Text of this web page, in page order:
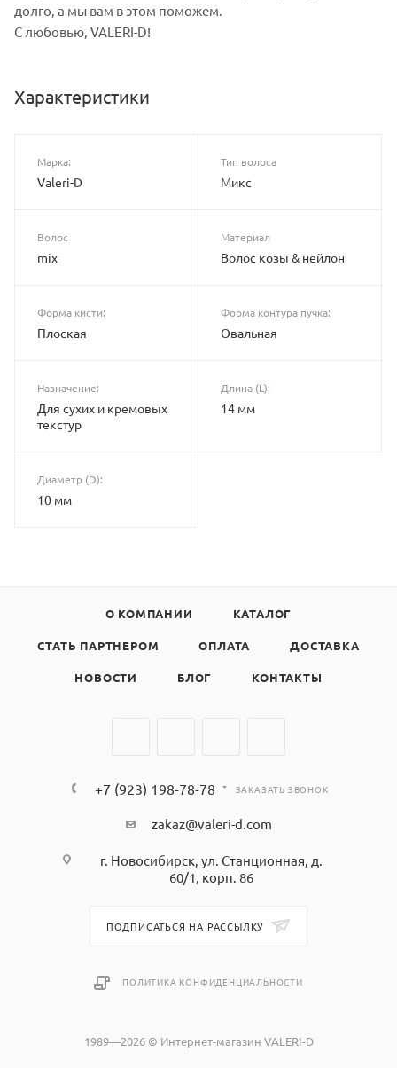
долго, а мы вам в этом поможем.
С любовью, VALERI-D!
Характеристики
Марка:
Valeri-D
Тип волоса
Микс
Волос
mix
Материал
Волос козы & нейлон
Форма кисти:
Плоская
Форма контура пучка:
Овальная
Назначение:
Для сухих и кремовых
текстур
Длина (L):
14 мм
Диаметр (D):
10 мм
О КОМПАНИИ КАТАЛОГ
СТАТЬ ПАРТНЕРОМ ОПЛАТА ДОСТАВКА
НОВОСТИ БЛОГ КОНТАКТЫ
+7 (923) 198-78-78 ЗАКАЗАТЬ ЗВОНОК
zakaz@valeri-d.com
г. Новосибирск, ул. Станционная, д.
60/1, корп. 86
ПОДПИСАТЬСЯ НА РАССЫЛКУ
ПОЛИТИКА КОНФИДЕНЦИАЛЬНОСТИ
1989—2026 © Интернет-магазин VALERI-D